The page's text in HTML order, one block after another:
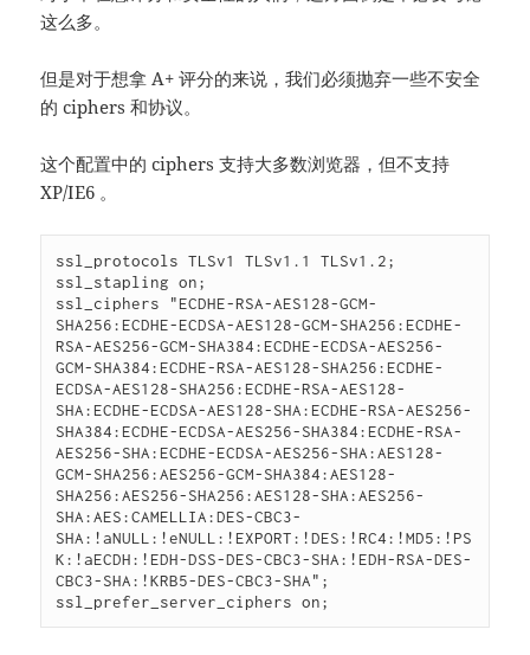
这么多。
但是对于想拿 A+ 评分的来说，我们必须抛弃一些不安全
的 ciphers 和协议。
这个配置中的 ciphers 支持大多数浏览器，但不支持
XP/IE6 。
ssl_protocols TLSv1 TLSv1.1 TLSv1.2;
ssl_stapling on;
ssl_ciphers "ECDHE-RSA-AES128-GCM-
SHA256:ECDHE-ECDSA-AES128-GCM-SHA256:ECDHE-
RSA-AES256-GCM-SHA384:ECDHE-ECDSA-AES256-
GCM-SHA384:ECDHE-RSA-AES128-SHA256:ECDHE-
ECDSA-AES128-SHA256:ECDHE-RSA-AES128-
SHA:ECDHE-ECDSA-AES128-SHA:ECDHE-RSA-AES256-
SHA384:ECDHE-ECDSA-AES256-SHA384:ECDHE-RSA-
AES256-SHA:ECDHE-ECDSA-AES256-SHA:AES128-
GCM-SHA256:AES256-GCM-SHA384:AES128-
SHA256:AES256-SHA256:AES128-SHA:AES256-
SHA:AES:CAMELLIA:DES-CBC3-
SHA:!aNULL:!eNULL:!EXPORT:!DES:!RC4:!MD5:!PS
K:!aECDH:!EDH-DSS-DES-CBC3-SHA:!EDH-RSA-DES-
CBC3-SHA:!KRB5-DES-CBC3-SHA";
ssl_prefer_server_ciphers on;